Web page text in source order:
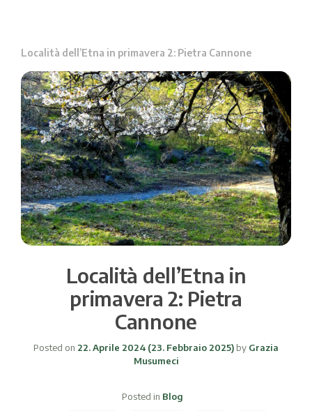
Località dell’Etna in primavera 2: Pietra Cannone
Località dell’Etna in
primavera 2: Pietra
Cannone
Posted on 22. Aprile 2024 (23. Febbraio 2025) by Grazia
Musumeci
Posted in Blog